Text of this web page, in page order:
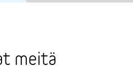
meitä